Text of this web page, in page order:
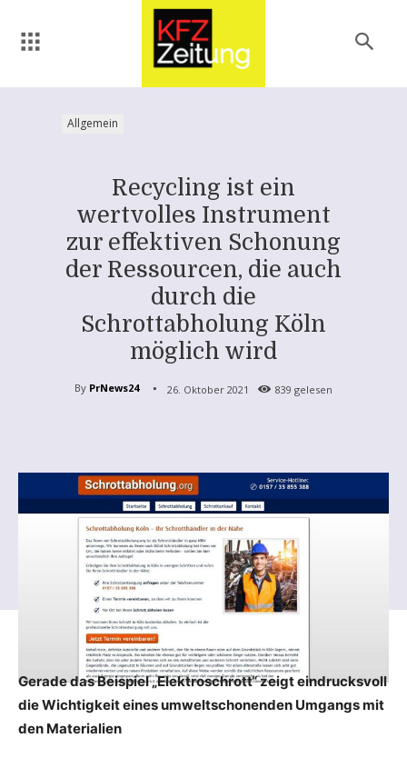
Allgemein
Recycling ist ein
wertvolles Instrument
zur effektiven Schonung
der Ressourcen, die auch
durch die
Schrottabholung Köln
möglich wird
By PrNews24 26. Oktober 2021 839 gelesen
Gerade das Beispiel „Elektroschrott“ zeigt eindrucksvoll
die Wichtigkeit eines umweltschonenden Umgangs mit
den Materialien